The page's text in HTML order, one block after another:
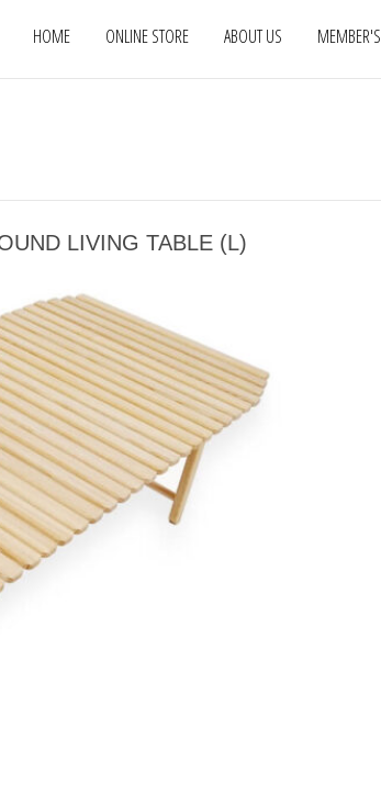
HOME ONLINE STORE ABOUT US MEMBER'S
LIVING TABLE (L)